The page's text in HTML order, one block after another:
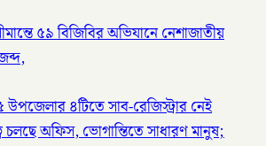
৫৯ বিজিবির অভিযানে নেশাজাতীয়
উপজেলার ৪টিতে সাব-রেজিস্ট্রার নেই
চলছে অফিস, ভোগান্তিতে সাধারণ মানুষ;